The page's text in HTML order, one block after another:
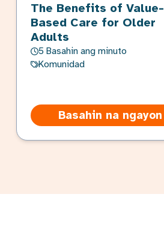
The Benefits of Value-
Based Care for Older
Adults
5 Basahin ang minuto
Komunidad
Basahin na ngayon